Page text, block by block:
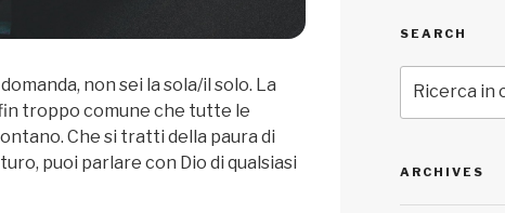
non sei la sola/il solo. La
troppo comune che tutte le
Che si tratti della paura di
puoi parlare con Dio di qualsiasi
SEARCH
ARCHIVES